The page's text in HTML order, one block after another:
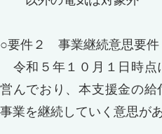
○要件２ 事業継続意思要件
令和５年１０月１日時点
営んでおり、本支援金の
事業を継続していく意思が